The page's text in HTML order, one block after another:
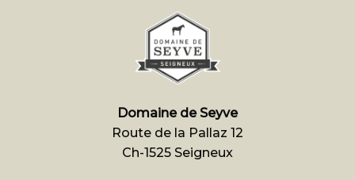
Domaine de Seyve
Route de la Pallaz 12
Ch-1525 Seigneux